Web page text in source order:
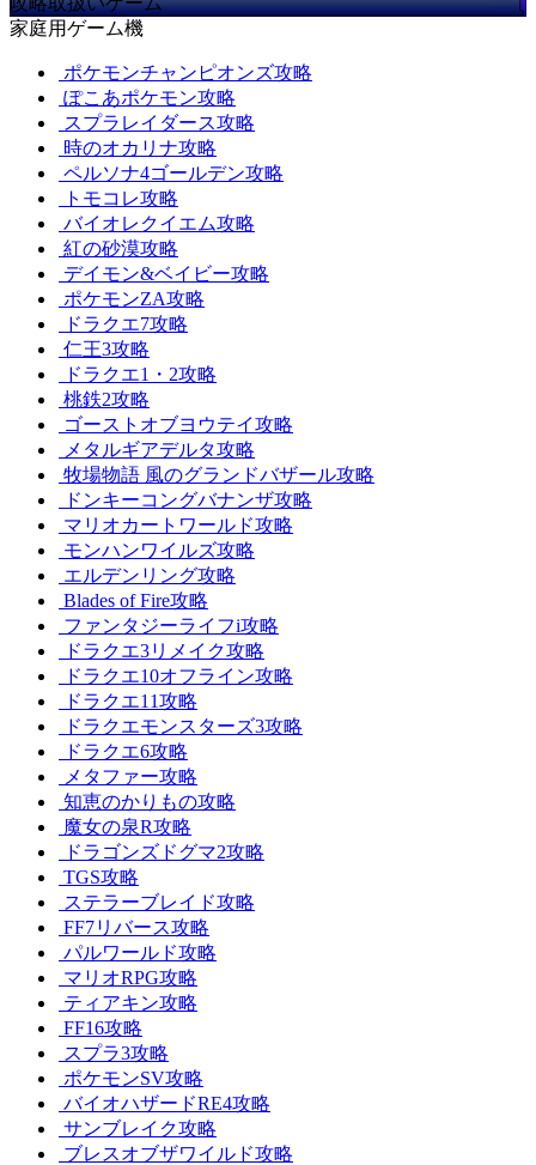
家庭用ゲーム機
ポケモンチャンピオンズ攻略
ぽこあポケモン攻略
スプラレイダース攻略
時のオカリナ攻略
ペルソナ4ゴールデン攻略
トモコレ攻略
バイオレクイエム攻略
紅の砂漠攻略
デイモン&ベイビー攻略
ポケモンZA攻略
ドラクエ7攻略
仁王3攻略
ドラクエ1・2攻略
桃鉄2攻略
ゴーストオブヨウテイ攻略
メタルギアデルタ攻略
牧場物語 風のグランドバザール攻略
ドンキーコングバナンザ攻略
マリオカートワールド攻略
モンハンワイルズ攻略
エルデンリング攻略
Blades of Fire攻略
ファンタジーライフi攻略
ドラクエ3リメイク攻略
ドラクエ10オフライン攻略
ドラクエ11攻略
ドラクエモンスターズ3攻略
ドラクエ6攻略
メタファー攻略
知恵のかりもの攻略
魔女の泉R攻略
ドラゴンズドグマ2攻略
TGS攻略
ステラーブレイド攻略
FF7リバース攻略
パルワールド攻略
マリオRPG攻略
ティアキン攻略
FF16攻略
スプラ3攻略
ポケモンSV攻略
バイオハザードRE4攻略
サンブレイク攻略
ブレスオブザワイルド攻略